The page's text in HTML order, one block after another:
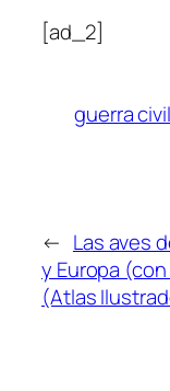
[ad_2]
guerra
← Las aves
y Europa (con
(Atlas